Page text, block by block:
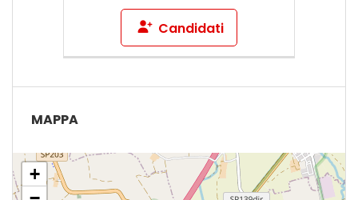
Candidati
MAPPA
+